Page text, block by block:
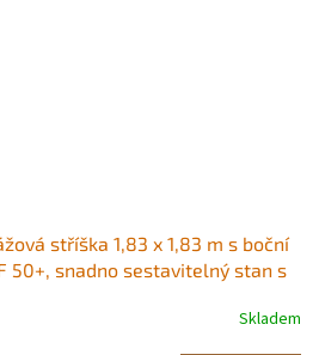
stříška 1,83 x 1,83 m s boční
50+, snadno sestavitelný stan s
Prostorná stínicí plocha Dvě
Skladem